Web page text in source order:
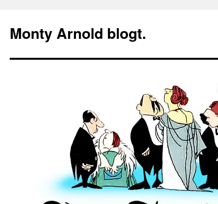
springen
Monty Arnold blogt.